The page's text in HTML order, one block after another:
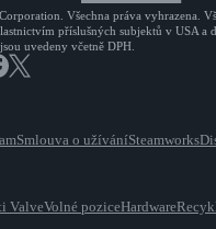
Všechna práva vyhrazena.
příslušných subjektů v USA a
uvedeny včetně DPH.
Smlouva o užíváníSteamworks
ValveVolné poziceHardware